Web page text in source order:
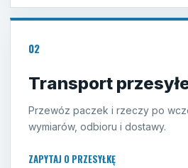
02
Transport
Przewóz paczek i rzeczy po
wymiarów, odbioru i dostawy.
ZAPYTAJ O PRZESYŁKĘ